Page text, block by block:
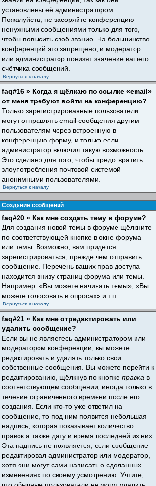
установлены её администратором.
Пожалуйста, не засоряйте конференцию
ненужными сообщениями только для того,
чтобы повысить своё звание. На большинстве
конференций это запрещено, и модератор
или администратор понизят значение вашего
счётчика сообщений.
Вернуться к началу
faq#16 » Когда я щёлкаю по ссылке «email»
от меня требуют войти на конференцию?
Только зарегистрированные пользователи
могут отправлять email-сообщения другим
пользователям через встроенную в
конференцию форму, и только если
администратор включил такую возможность.
Это сделано для того, чтобы предотвратить
злоупотребления почтовой системой
анонимными пользователями.
Вернуться к началу
Создание сообщений
faq#20 » Как мне создать тему в форуме?
Для создания новой темы в форуме щёлкните
по соответствующей кнопке в окне форума
или темы. Возможно, вам придется
зарегистрироваться, прежде чем отправить
сообщение. Перечень ваших прав доступа
находится внизу страниц форума или темы.
Например: «Вы можете начинать темы», «Вы
можете голосовать в опросах» и т.п.
Вернуться к началу
faq#21 » Как мне отредактировать или
удалить сообщение?
Если вы не являетесь администратором или
модератором конференции, вы можете
редактировать и удалять только свои
собственные сообщения. Вы можете перейти к
редактированию, щёлкнув по кнопке правка в
соответствующем сообщении, иногда только в
течение ограниченного времени после его
создания. Если кто-то уже ответил на
сообщение, то под ним появится небольшая
надпись, которая показывает количество
правок а также дату и время последней из них.
Эта надпись не появляется, если сообщение
редактировал администратор или модератор,
хотя они могут сами написать о сделанных
изменениях по своему усмотрению. Учтите,